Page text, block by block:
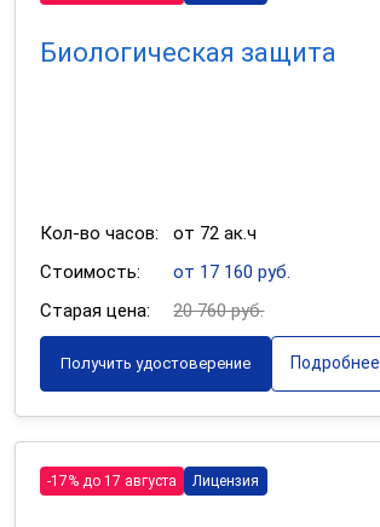
Биологическая защита
Кол-во часов:
от 72 ак.ч
Стоимость:
от 17 160 руб.
Старая цена:
20 760 руб.
Получить удостоверение Подробнее
-17% до 17 августа Лицензия